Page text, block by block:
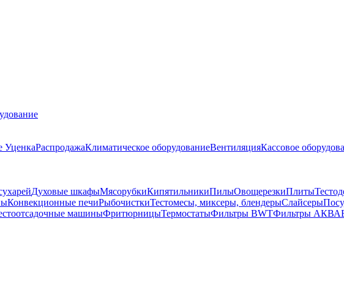
УценкаРаспродажаКлиматическое оборудованиеВентиляцияКассовое
Духовые шкафыМясорубкиКипятильникиПилыОвощерезкиПлиты
Конвекционные печиРыбочисткиТестомесы, миксеры, блендерыСлайсеры
машиныФритюрницыТермостатыФильтры BWTФильтры